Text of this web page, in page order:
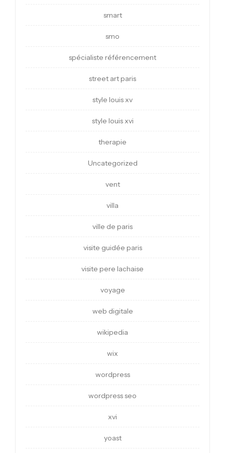
smart
smo
spécialiste référencement
street art paris
style louis xv
style louis xvi
therapie
Uncategorized
vent
villa
ville de paris
visite guidée paris
visite pere lachaise
voyage
web digitale
wikipedia
wix
wordpress
wordpress seo
xvi
yoast